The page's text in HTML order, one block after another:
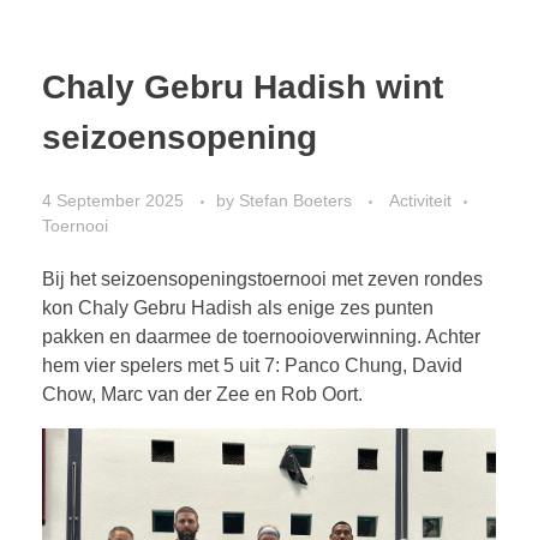
Chaly Gebru Hadish wint
seizoensopening
4 September 2025 by Stefan Boeters
Activiteit
Toernooi
Bij het seizoensopeningstoernooi met zeven rondes
kon Chaly Gebru Hadish als enige zes punten
pakken en daarmee de toernooioverwinning. Achter
hem vier spelers met 5 uit 7: Panco Chung, David
Chow, Marc van der Zee en Rob Oort.